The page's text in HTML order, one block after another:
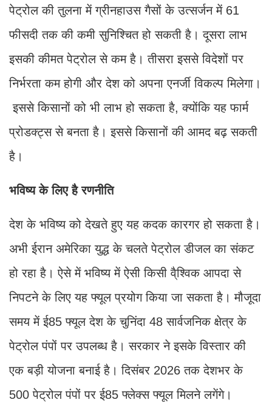
पेट्रोल की तुलना में ग्रीनहाउस गैसों के उत्सर्जन में 61
फीसदी तक की कमी सुनिश्चित हो सकती है। दूसरा लाभ
इसकी कीमत पेट्रोल से कम है। तीसरा इससे विदेशों पर
निर्भरता कम होगी और देश को अपना एनर्जी विकल्प मिलेगा।
इससे किसानों को भी लाभ हो सकता है, क्योंकि यह फार्म
प्रोडक्ट्स से बनता है। इससे किसानों की आमद बढ़ सकती
है।
भविष्य के लिए है रणनीति
​देश के भविष्य को देखते हुए यह कदक कारगर हो सकता है।
अभी ईरान अमेरिका युद्ध के चलते पेट्रोल डीजल का संकट
हो रहा है। ऐसे में भविष्य में ऐसी किसी वै्श्विक आपदा से
निपटने के लिए यह फ्यूल प्रयोग किया जा सकता है। मौजूदा
समय में ई85 फ्यूल देश के चुनिंदा 48 सार्वजनिक क्षेत्र के
पेट्रोल पंपों पर उपलब्ध है। सरकार ने इसके विस्तार की
एक बड़ी योजना बनाई है। दिसंबर 2026 तक देशभर के
500 पेट्रोल पंपों पर ई85 फ्लेक्स फ्यूल मिलने लगेंगे।